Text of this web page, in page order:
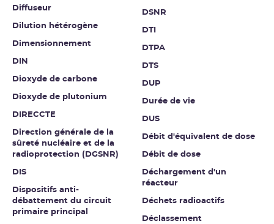
Diffuseur
Dilution hétérogène
Dimensionnement
DIN
Dioxyde de carbone
Dioxyde de plutonium
DIRECCTE
Direction générale de la
sûreté nucléaire et de la
radioprotection (DGSNR)
DIS
Dispositifs anti-
débattement du circuit
primaire principal
DSNR
DTI
DTPA
DTS
DUP
Durée de vie
DUS
Débit d'équivalent de dose
Débit de dose
Déchargement d'un
réacteur
Déchets radioactifs
Déclassement